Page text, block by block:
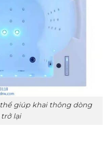
thể giúp khai thông dòng
lại